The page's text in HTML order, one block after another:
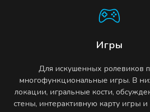
Игры
Для искушенных ролевиков
многофункциональные игры. В
локации, игральные кости,
стены, интерактивную карту игры и